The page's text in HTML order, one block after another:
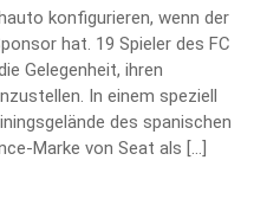
konfigurieren, wenn der
hat. 19 Spieler des FC
Gelegenheit, ihren
In einem speziell
des spanischen
Marke von Seat als […]